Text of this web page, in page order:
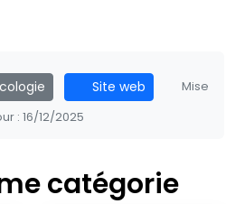
Site web
Mise
: 16/12/2025
catégorie